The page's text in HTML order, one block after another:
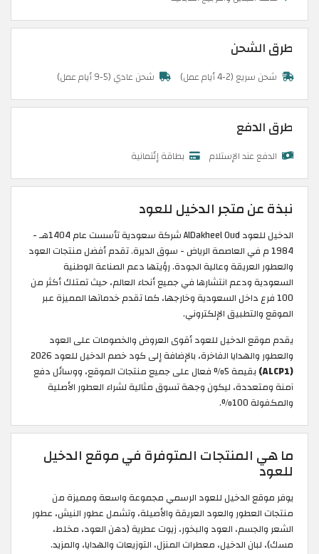
طرق الشحن
شحن سريع (2-4 أيام عمل) شحن عادي (5-9 أيام عمل)
طرق الدفع
الدفع عند الإستلام بطاقة إئتمانية
نبذة عن متجر الدخيل للعود
الدخيل للعود AlDakheel Oud شركة سعودية تأسست عام 1404هـ -
1984 م في العاصمة الرياض - سوق الديرة. تقدم أفضل منتجات العود
والعطور العريقة وعالية الجودة. رؤيتها دعم الصناعة الوطنية
السعودية ودعم انتشارها في جميع أنحاء العالم، حيث تمتلك أكثر من
100 فرع داخل السعودية وخارجها، كما تقدم خدماتها المميزة عبر
الموقع والتطبيق الإلكتروني.
يقدم موقع الدخيل للعود أقوى العروض والخصومات على العود
والعطور والهدايا الفاخرة، بالإضافة إلى كود خصم الدخيل للعود 2026
(ALCP1)
بقيمة 5% فعال على جميع منتجات الموقع، ووسائل دفع
آمنة ومتعددة، ليكون وجهة تسوق مثالية لشراء العطور الأصلية
والمكفولة 100%.
ما هي المنتجات المتوفرة في موقع الدخيل
للعود
يوفر موقع الدخيل للعود الرسمي مجموعة واسعة ومميزة من
منتجات العطور والعود العريقة والأصيلة، وتشمل عطور النيش، عطور
الشعر والجسم، العود والبخور، زيوت عطرية (دهن العود، مخلط،
مسك)، لبان الدخيل، معطرات المنزل، التوزيعات والهدايا، والمزيد.